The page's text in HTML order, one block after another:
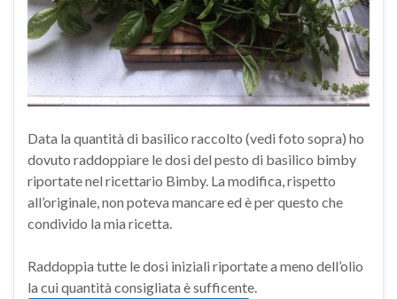
Data la quantità di basilico raccolto (vedi foto sopra) ho
dovuto raddoppiare le dosi del pesto di basilico bimby
riportate nel ricettario Bimby. La modifica, rispetto
all’originale, non poteva mancare ed è per questo che
condivido la mia ricetta.
Raddoppia tutte le dosi iniziali riportate a meno dell’olio
la cui quantità consigliata è sufficente.